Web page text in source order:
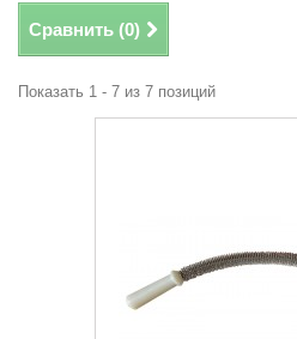
Сравнить (0)
Показать 1 - 7 из 7 позиций